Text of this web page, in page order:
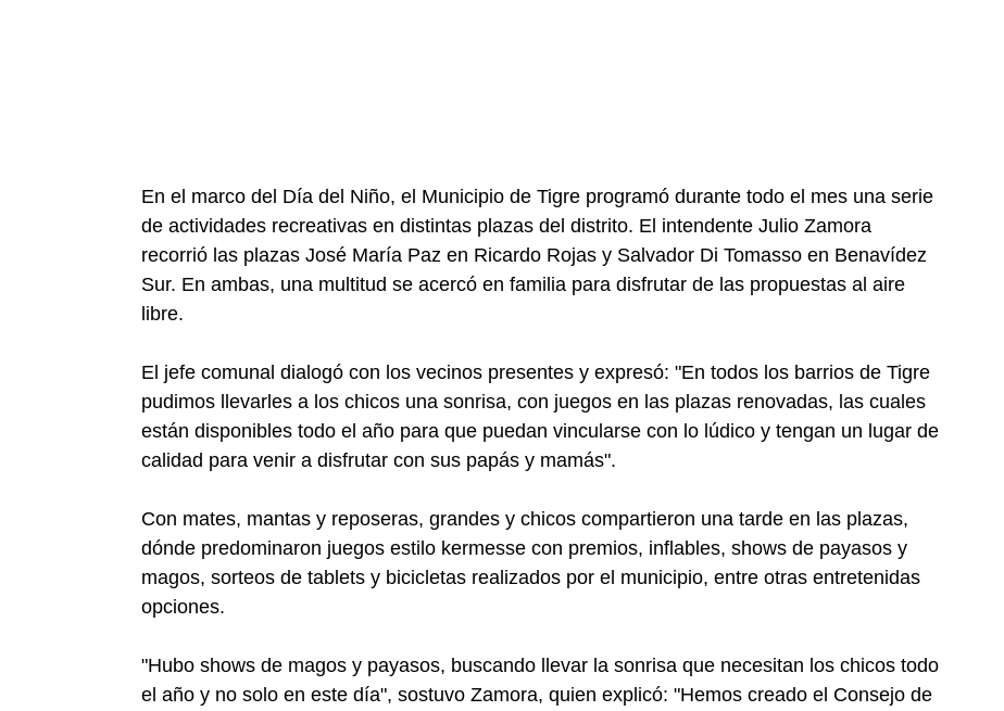
En el marco del Día del Niño, el Municipio de Tigre programó durante todo el mes una serie
de actividades recreativas en distintas plazas del distrito. El intendente Julio Zamora
recorrió las plazas José María Paz en Ricardo Rojas y Salvador Di Tomasso en Benavídez
Sur. En ambas, una multitud se acercó en familia para disfrutar de las propuestas al aire
libre.
El jefe comunal dialogó con los vecinos presentes y expresó: "En todos los barrios de Tigre
pudimos llevarles a los chicos una sonrisa, con juegos en las plazas renovadas, las cuales
están disponibles todo el año para que puedan vincularse con lo lúdico y tengan un lugar de
calidad para venir a disfrutar con sus papás y mamás".
Con mates, mantas y reposeras, grandes y chicos compartieron una tarde en las plazas,
dónde predominaron juegos estilo kermesse con premios, inflables, shows de payasos y
magos, sorteos de tablets y bicicletas realizados por el municipio, entre otras entretenidas
opciones.
"Hubo shows de magos y payasos, buscando llevar la sonrisa que necesitan los chicos todo
el año y no solo en este día", sostuvo Zamora, quien explicó: "Hemos creado el Consejo de